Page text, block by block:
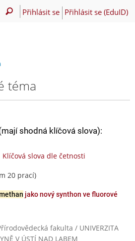
Přihlásit se Přihlásit se (EduID)
téma
shodná klíčová slova):
Klíčová slova dle četnosti
20 prací)
jako nový synthon ve fluorové
fakulta / UNIVERZITA
V ÚSTÍ NAD LABEM